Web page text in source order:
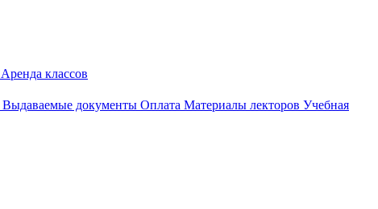
Аренда классов
Выдаваемые документы Оплата Материалы лекторов Учебная